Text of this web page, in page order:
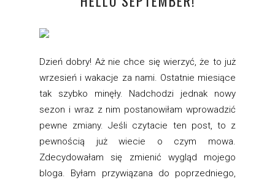
Dzień dobry! Aż nie chce się wierzyć, że to już
wrzesień i wakacje za nami. Ostatnie miesiące
tak szybko minęły. Nadchodzi jednak nowy
sezon i wraz z nim postanowiłam wprowadzić
pewne zmiany. Jeśli czytacie ten post, to z
pewnością już wiecie o czym mowa.
Zdecydowałam się zmienić wygląd mojego
bloga. Byłam przywiązana do poprzedniego,